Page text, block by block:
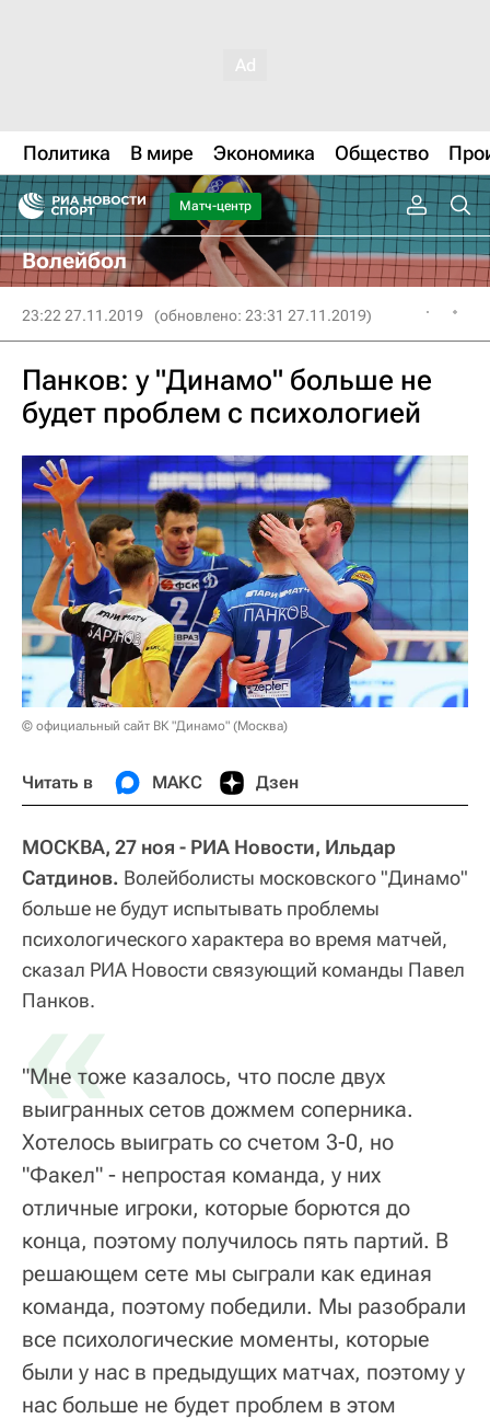
Политика В мире Экономика Общество
Матч-центр
Волейбол
23:22 27.11.2019 (обновлено: 23:31 27.11.2019)
Панков: у "Динамо" больше не
будет проблем с психологией
© официальный сайт ВК "Динамо" (Москва)
Читать в МАКС Дзен
МОСКВА, 27 ноя - РИА Новости, Ильдар
Сатдинов. Волейболисты московского "Динамо"
больше не будут испытывать проблемы
психологического характера во время матчей,
сказал РИА Новости связующий команды Павел
Панков.
«
"Мне тоже казалось, что после двух
выигранных сетов дожмем соперника.
Хотелось выиграть со счетом 3-0, но
"Факел" - непростая команда, у них
отличные игроки, которые борются до
конца, поэтому получилось пять партий. В
решающем сете мы сыграли как единая
команда, поэтому победили. Мы разобрали
все психологические моменты, которые
были у нас в предыдущих матчах, поэтому у
нас больше не будет проблем в этом